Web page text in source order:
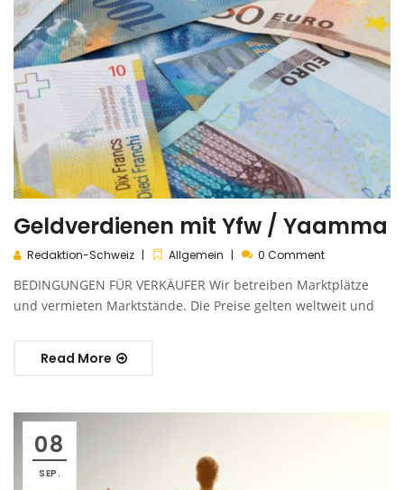
Geldverdienen mit Yfw / Yaamma
Redaktion-Schweiz Allgemein 0 Comment
BEDINGUNGEN FÜR VERKÄUFER Wir betreiben Marktplätze
und vermieten Marktstände. Die Preise gelten weltweit und
Read More
08
SEP.